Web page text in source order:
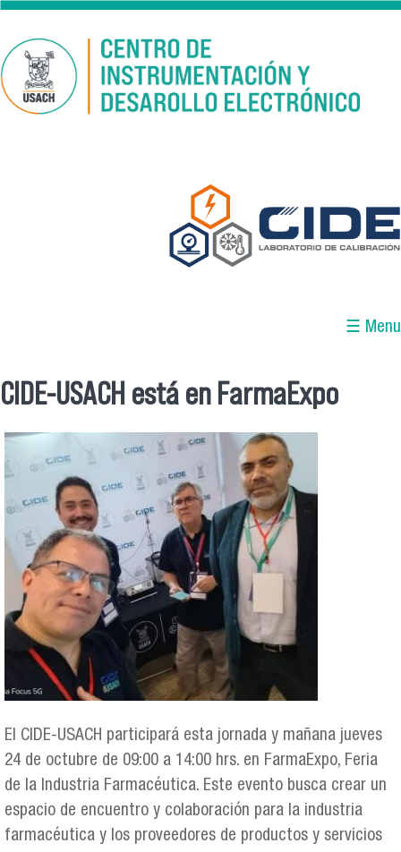
Pasar al contenido principal
☰ Menu
CIDE-USACH está en FarmaExpo
El CIDE-USACH participará esta jornada y mañana jueves
24 de octubre de 09:00 a 14:00 hrs. en FarmaExpo, Feria
de la Industria Farmacéutica. Este evento busca crear un
espacio de encuentro y colaboración para la industria
farmacéutica y los proveedores de productos y servicios